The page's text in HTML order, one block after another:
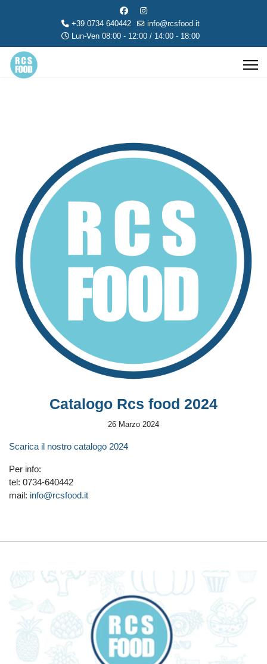
+39 0734 640442
info@rcsfood.it
Lun-Ven 08:00 - 12:00 / 14:00 - 18:00
Catalogo Rcs food 2024
26 Marzo 2024
Scarica il nostro catalogo 2024
Per info:
tel: 0734-640442
mail: info@rcsfood.it